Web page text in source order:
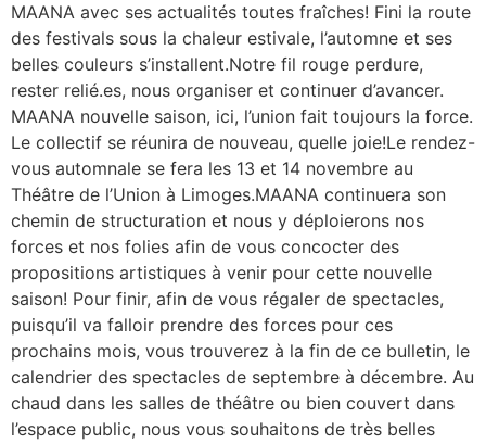
MAANA avec ses actualités toutes fraîches! Fini la route
des festivals sous la chaleur estivale, l’automne et ses
belles couleurs s’installent.Notre fil rouge perdure,
rester relié.es, nous organiser et continuer d’avancer.
MAANA nouvelle saison, ici, l’union fait toujours la force.
Le collectif se réunira de nouveau, quelle joie!Le rendez-
vous automnale se fera les 13 et 14 novembre au
Théâtre de l’Union à Limoges.MAANA continuera son
chemin de structuration et nous y déploierons nos
forces et nos folies afin de vous concocter des
propositions artistiques à venir pour cette nouvelle
saison! Pour finir, afin de vous régaler de spectacles,
puisqu’il va falloir prendre des forces pour ces
prochains mois, vous trouverez à la fin de ce bulletin, le
calendrier des spectacles de septembre à décembre. Au
chaud dans les salles de théâtre ou bien couvert dans
l’espace public, nous vous souhaitons de très belles